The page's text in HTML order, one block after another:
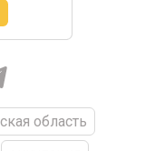
область